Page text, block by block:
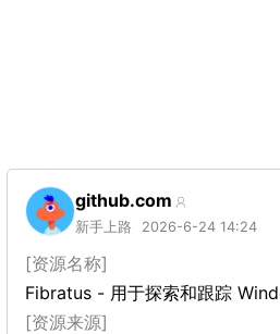
github.com
新手上路 2026-6-24 14:24
[资源名称]
Fibratus - 用于探索和跟踪
[资源来源]